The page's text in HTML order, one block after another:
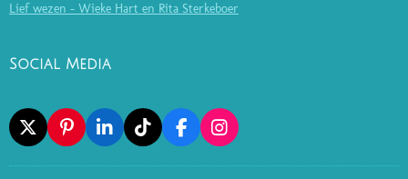
Lief wezen - Wieke Hart en Rita Sterkeboer
Social Media
X
P
I
N
L
I
N
T
I
K
F
A
C
I
N
S